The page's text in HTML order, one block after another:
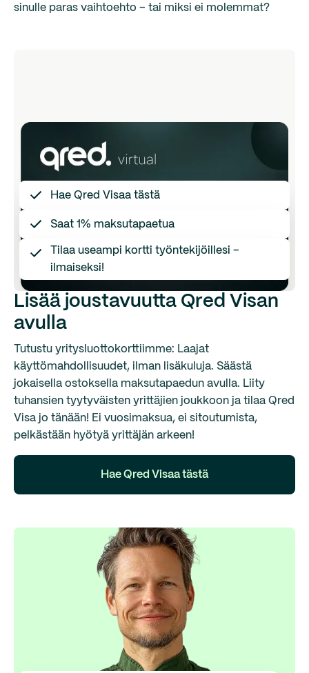
sinulle paras vaihtoehto – tai miksi ei molemmat?
Hae Qred Visaa tästä
Saat 1% maksutapaetua
Tilaa useampi kortti työntekijöillesi –
ilmaiseksi!
Lisää joustavuutta Qred Visan
avulla
Tutustu yritysluottokorttiimme: Laajat
käyttömahdollisuudet, ilman lisäkuluja. Säästä
jokaisella ostoksella maksutapaedun avulla. Liity
tuhansien tyytyväisten yrittäjien joukkoon ja tilaa Qred
Visa jo tänään! Ei vuosimaksua, ei sitoutumista,
pelkästään hyötyä yrittäjän arkeen!
Hae Qred Visaa tästä